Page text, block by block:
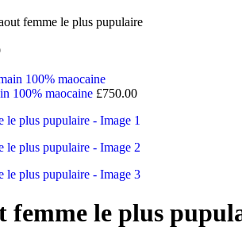
femme le plus pupulaire
100% maocaine £750.00
femme le plus